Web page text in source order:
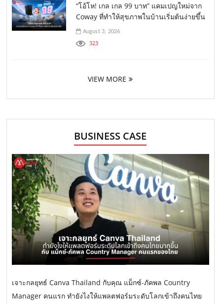
“โอ้โห! เกล เกล 99 บาท” แคมเปญใหม่จาก
Coway ที่ทำให้สุขภาพในบ้านเริ่มต้นง่ายขึ้น
August 3, 2026
323
VIEW MORE
BUSINESS CASE
เจาะกลยุทธ์ Canva Thailand กับคุณ แม็กซ์-ภัคพล Country
Manager คนแรก ทำยังไงให้แพลตฟอร์มระดับโลกเข้าถึงคนไทย